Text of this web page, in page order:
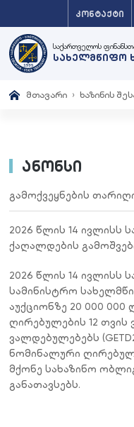
ᲙᲝᲜᲢᲐᲥᲢᲘ
საქართველოს
სახელმწიფო
მთავარი ხაზინის
ანონსი
გამოქვეყნების
2026 წლის 14 ივლისს
ქაღალდების
2026 წლის 14 ივლისს
სამინისტრო
აუქციონზე 20 000
ღირებულების 12 თვის
ვალდებულებებს
ნომინალური
მქონე სახაზინო
განათავსებს.